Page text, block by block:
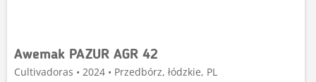
Awemak PAZUR AGR 42
Cultivadoras • 2024 • Przedbórz, łódzkie, PL